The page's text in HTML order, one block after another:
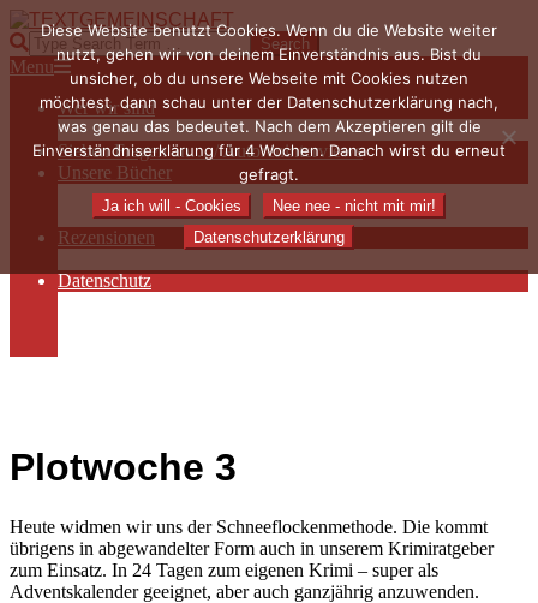
Skip
to
content
TEXTGEMEINSCHAFT
Search
Primary
Navigation
Menu
Menu
Wer wir sind
Die Hauptakteurinnen
Sieben Fragen an… / Autoreninterviews
Unsere Bücher
Autorenservices
Autorenprofile
Rezensionen
Datenschutz
Plotwoche 3
Heute widmen wir uns der Schneeflockenmethode. Die kommt
übrigens in abgewandelter Form auch in unserem Krimiratgeber
zum Einsatz. In 24 Tagen zum eigenen Krimi – super als
Adventskalender geeignet, aber auch ganzjährig anzuwenden.
Diese Website benutzt Cookies. Wenn du die Website weiter
nutzt, gehen wir von deinem Einverständnis aus. Bist du
unsicher, ob du unsere Webseite mit Cookies nutzen
möchtest, dann schau unter der Datenschutzerklärung nach,
was genau das bedeutet. Nach dem Akzeptieren gilt die
Einverständniserklärung für 4 Wochen. Danach wirst du erneut
gefragt.
Ja ich will - Cookies
Nee nee - nicht mit mir!
Datenschutzerklärung